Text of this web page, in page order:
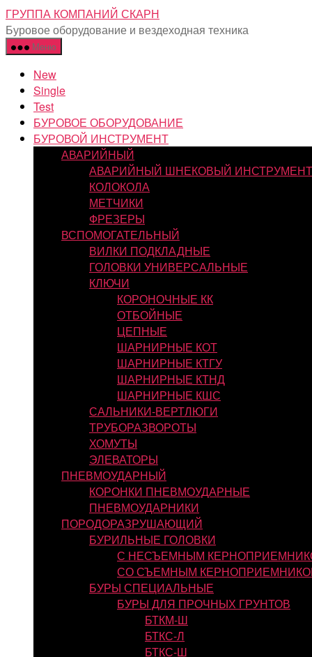
Перейти
к
содержимому
ГРУППА КОМПАНИЙ СКАРН
Буровое оборудование и вездеходная техника
Меню
New
Single
Test
БУРОВОЕ ОБОРУДОВАНИЕ
БУРОВОЙ ИНСТРУМЕНТ
АВАРИЙНЫЙ
АВАРИЙНЫЙ ШНЕКОВЫЙ ИНСТРУМЕНТ
КОЛОКОЛА
МЕТЧИКИ
ФРЕЗЕРЫ
ВСПОМОГАТЕЛЬНЫЙ
ВИЛКИ ПОДКЛАДНЫЕ
ГОЛОВКИ УНИВЕРСАЛЬНЫЕ
КЛЮЧИ
КОРОНОЧНЫЕ КК
ОТБОЙНЫЕ
ЦЕПНЫЕ
ШАРНИРНЫЕ КОТ
ШАРНИРНЫЕ КТГУ
ШАРНИРНЫЕ КТНД
ШАРНИРНЫЕ КШС
САЛЬНИКИ-ВЕРТЛЮГИ
ТРУБОРАЗВОРОТЫ
ХОМУТЫ
ЭЛЕВАТОРЫ
ПНЕВМОУДАРНЫЙ
КОРОНКИ ПНЕВМОУДАРНЫЕ
ПНЕВМОУДАРНИКИ
ПОРОДОРАЗРУШАЮЩИЙ
БУРИЛЬНЫЕ ГОЛОВКИ
С НЕСЪЕМНЫМ
СО СЪЕМНЫМ
БУРЫ СПЕЦИАЛЬНЫЕ
БУРЫ ДЛЯ ПРОЧНЫХ ГРУНТОВ
БТКМ-Ш
БТКС-Л
БТКС-Ш